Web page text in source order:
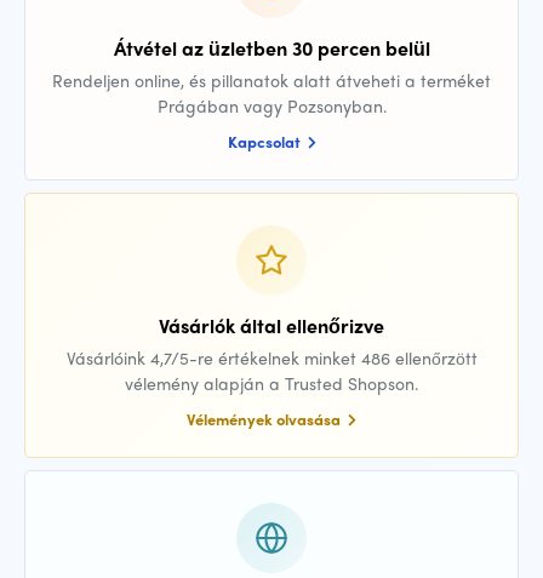
Átvétel az üzletben 30 percen belül
Rendeljen online, és pillanatok alatt átveheti a terméket
Prágában vagy Pozsonyban.
Kapcsolat
Vásárlók által ellenőrizve
Vásárlóink 4,7/5-re értékelnek minket 486 ellenőrzött
vélemény alapján a Trusted Shopson.
Vélemények olvasása